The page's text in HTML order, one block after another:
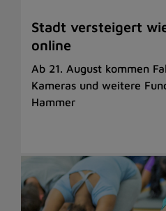
Stadt versteigert
online
Ab 21. August kommen
Kameras und weitere
Hammer